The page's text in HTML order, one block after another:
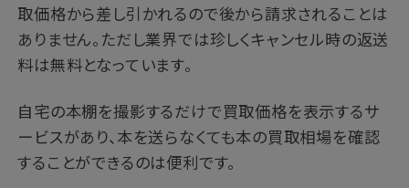
取価格から差し引かれるので後から請求されることは
ありません。ただし業界では珍しくキャンセル時の返送
料は無料となっています。
自宅の本棚を撮影するだけで買取価格を表示するサ
ービスがあり、本を送らなくても本の買取相場を確認
することができるのは便利です。